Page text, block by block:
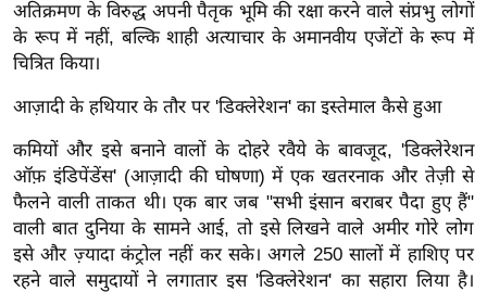
र
.
आ
ई
चा
य
प
र
स
अतिक्रमण के विरुद्ध अपनी पैतृक भूमि की रक्षा करने वाले संप्रभु लोगों
के रूप में नहीं, बल्कि शाही अत्याचार के अमानवीय एजेंटों के रूप में
चित्रित किया।
आज़ादी के हथियार के तौर पर 'डिक्लेरेशन' का इस्तेमाल कैसे हुआ
कमियों और इसे बनाने वालों के दोहरे रवैये के बावजूद, 'डिक्लेरेशन
ऑफ़ इंडिपेंडेंस' (आज़ादी की घोषणा) में एक खतरनाक और तेज़ी से
फैलने वाली ताकत थी। एक बार जब "सभी इंसान बराबर पैदा हुए हैं"
वाली बात दुनिया के सामने आई, तो इसे लिखने वाले अमीर गोरे लोग
इसे और ज़्यादा कंट्रोल नहीं कर सके। अगले 250 सालों में हाशिए पर
रहने वाले समुदायों ने लगातार इस 'डिक्लेरेशन' का सहारा लिया है।